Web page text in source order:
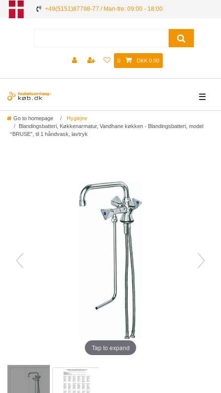
+49(5151)87798-77 / Man-fre: 09:00 - 18:00
0 DKK 0.00
☰
Go to homepage
Hygiejne
Blandingsbatteri, Køkkenarmatur, Vandhane køkken - Blandingsbatteri, model
“BRUSE”, til 1 håndvask, lavtryk
Tap to expand